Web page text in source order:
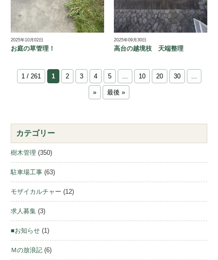
2025年10月02日
お庭の草管理！
2025年09月30日
高台の越境枝 天端整理
1 / 261 1 2 3 4 5 10 20 30
» 最後 »
カテゴリー
樹木管理 (350)
駐車場工事 (63)
モザイカルチャー (12)
求人募集 (3)
■お知らせ (1)
Ｍの放浪記 (6)